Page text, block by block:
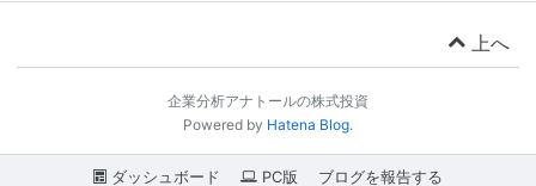
上へ
企業分析アナトールの株式投資
Powered by Hatena Blog.
ダッシュボード PC版 ブログを報告する